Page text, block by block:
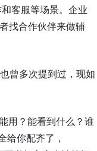
客服等场景。企业
找合作伙伴来做辅
曾多次提到过，现如
用？能看到什么？谁
给你配齐了，